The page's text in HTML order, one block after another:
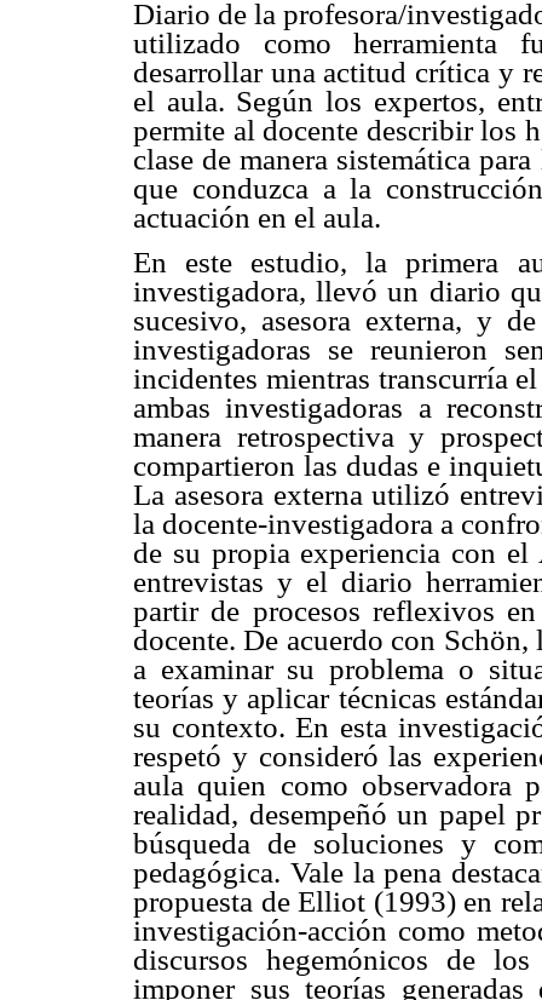
Diario de la profesora/
utilizado como herramienta
desarrollar una actitud crítica y
el aula. Según los expertos,
permite al docente describir los
clase de manera sistemática
que conduzca a la
actuación en el aula.
En este estudio, la primera
investigadora, llevó un diario
sucesivo, asesora externa, y
investigadoras se reunieron
incidentes mientras transcurría
ambas investigadoras a
manera retrospectiva y
compartieron las dudas e
La asesora externa utilizó
la docente-investigadora a
de su propia experiencia con
entrevistas y el diario
partir de procesos reflexivos
docente. De acuerdo con
a examinar su problema o
teorías y aplicar técnicas
su contexto. En esta
respetó y consideró las
aula quien como observadora
realidad, desempeñó un papel
búsqueda de soluciones y
pedagógica. Vale la pena
propuesta de Elliot (1993) en
investigación-acción como
discursos hegemónicos de
imponer sus teorías